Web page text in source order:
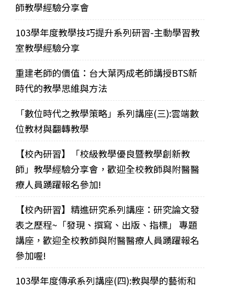
師教學經驗分享會
103學年度教學技巧提升系列研習-主動學習教
室教學經驗分享
重建老師的價值：台大葉丙成老師講授BTS新
時代的教學思維與方法
「數位時代之教學策略」系列講座(三):雲端數
位教材與翻轉教學
【校內研習】「校級教學優良暨教學創新教
師」教學經驗分享會，歡迎全校教師與附醫醫
療人員踴躍報名參加!
【校內研習】精進研究系列講座：研究論文發
表之歷程~「發現、撰寫、出版、指標」 專題
講座，歡迎全校教師與附醫醫療人員踴躍報名
參加喔!
103學年度傳承系列講座(四):教與學的藝術和